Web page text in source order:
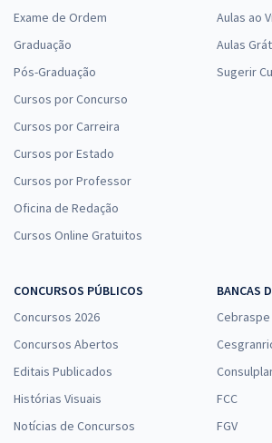
Exame de Ordem
Graduação
Pós-Graduação
Cursos por Concurso
Cursos por Carreira
Cursos por Estado
Cursos por Professor
Oficina de Redação
Cursos Online Gratuitos
Aulas ao
Aulas
Sugerir
CONCURSOS PÚBLICOS
Concursos 2026
Concursos Abertos
Editais Publicados
Histórias Visuais
Notícias de Concursos
BANCAS
Cebraspe
FCC
FGV